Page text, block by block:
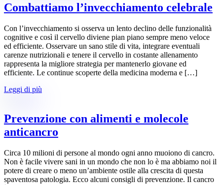
Combattiamo l’invecchiamento celebrale
Con l’invecchiamento si osserva un lento declino delle funzionalità
cognitive e così il cervello diviene pian piano sempre meno veloce
ed efficiente. Osservare un sano stile di vita, integrare eventuali
carenze nutrizionali e tenere il cervello in costante allenamento
rappresenta la migliore strategia per mantenerlo giovane ed
efficiente. Le continue scoperte della medicina moderna e […]
Leggi di più
Prevenzione con alimenti e molecole
anticancro
Circa 10 milioni di persone al mondo ogni anno muoiono di cancro.
Non è facile vivere sani in un mondo che non lo è ma abbiamo noi il
potere di creare o meno un’ambiente ostile alla crescita di questa
spaventosa patologia. Ecco alcuni consigli di prevenzione. Il cancro